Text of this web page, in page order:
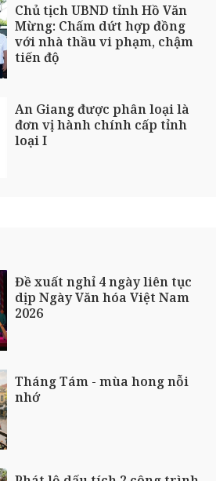
Chủ tịch UBND tỉnh Hồ Văn
Mừng: Chấm dứt hợp đồng
với nhà thầu vi phạm, chậm
tiến độ
An Giang được phân loại là
đơn vị hành chính cấp tỉnh
loại I
Đề xuất nghỉ 4 ngày liên tục
dịp Ngày Văn hóa Việt Nam
2026
Tháng Tám - mùa hong nỗi
nhớ